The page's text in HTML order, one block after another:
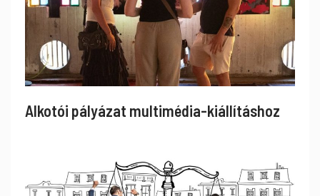
Alkotói pályázat multimédia-kiállításhoz